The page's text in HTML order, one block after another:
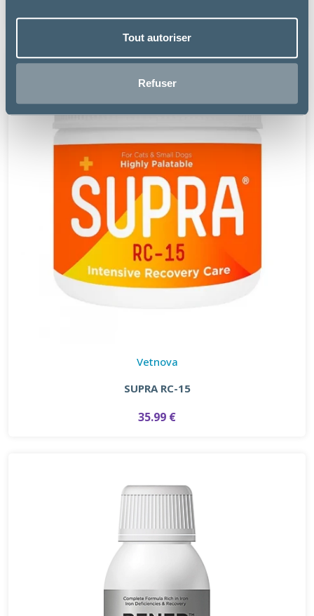
Tout autoriser
Refuser
Vetnova
SUPRA RC-15
35.99 €